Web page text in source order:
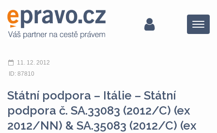
Menu
11. 12. 2012
ID: 87810
Státní podpora – Itálie – Státní
podpora č. SA.33083 (2012/C) (ex
2012/NN) & SA.35083 (2012/C) (ex